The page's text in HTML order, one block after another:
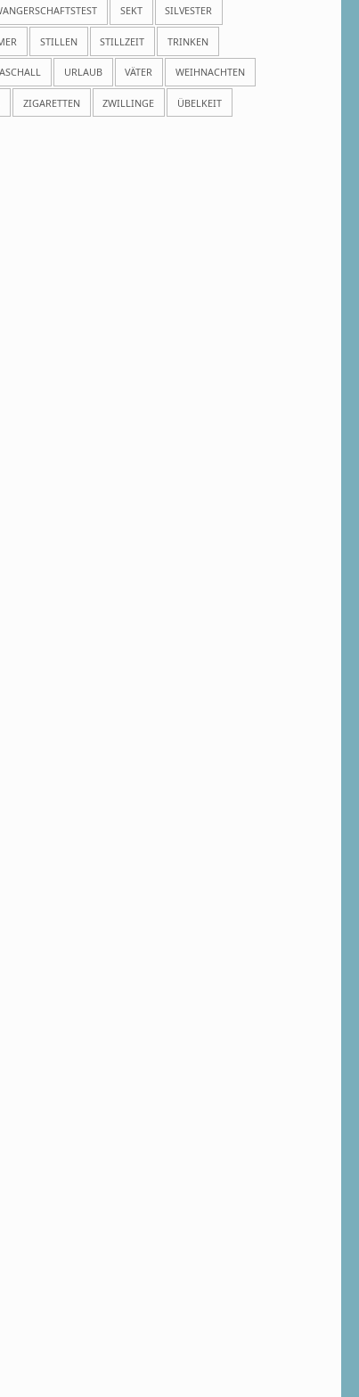
SEKT SILVESTER
STILLEN STILLZEIT TRINKEN
URLAUB VÄTER WEIHNACHTEN
ZIGARETTEN ZWILLINGE ÜBELKEIT